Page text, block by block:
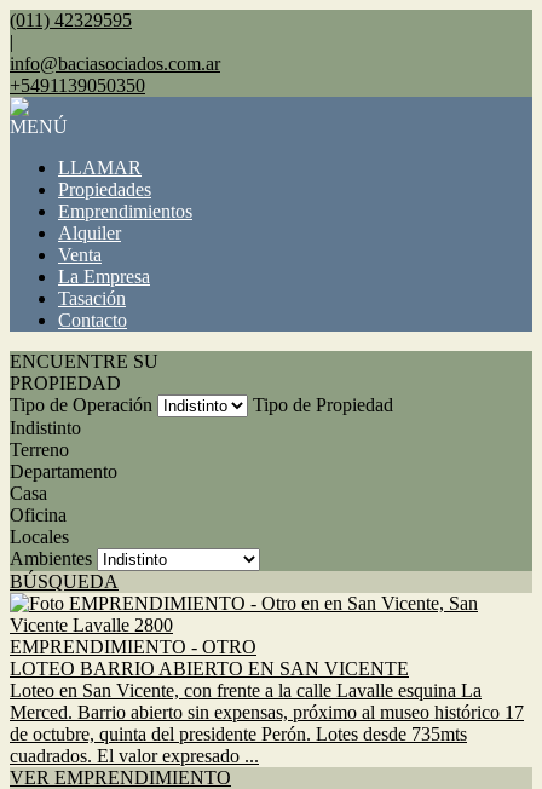
(011) 42329595
|
info@baciasociados.com.ar
+5491139050350
MENÚ
LLAMAR
Propiedades
Emprendimientos
Alquiler
Venta
La Empresa
Tasación
Contacto
ENCUENTRE SU
PROPIEDAD
Tipo de Operación
Tipo de Propiedad
Indistinto
Terreno
Departamento
Casa
Oficina
Locales
Ambientes
BÚSQUEDA
EMPRENDIMIENTO - OTRO
LOTEO BARRIO ABIERTO EN SAN VICENTE
Loteo en San Vicente, con frente a la calle Lavalle esquina La
Merced. Barrio abierto sin expensas, próximo al museo histórico 17
de octubre, quinta del presidente Perón. Lotes desde 735mts
cuadrados. El valor expresado ...
VER EMPRENDIMIENTO